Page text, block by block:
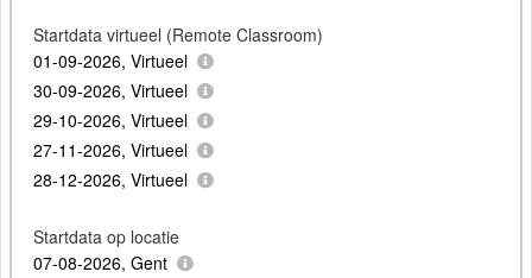
Startdata virtueel (Remote Classroom)
01-09-2026, Virtueel
30-09-2026, Virtueel
29-10-2026, Virtueel
27-11-2026, Virtueel
28-12-2026, Virtueel
Startdata op locatie
07-08-2026, Gent